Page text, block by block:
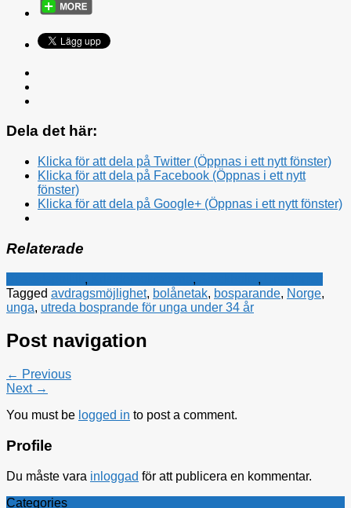
Dela det här:
Klicka för att dela på Twitter (Öppnas i ett nytt fönster)
Klicka för att dela på Facebook (Öppnas i ett nytt
fönster)
Klicka för att dela på Google+ (Öppnas i ett nytt fönster)
Relaterade
, , ,
Tagged avdragsmöjlighet, bolånetak, bosparande, Norge,
unga, utreda bosprande för unga under 34 år
Post navigation
← Previous
Next →
You must be logged in to post a comment.
Profile
Du måste vara inloggad för att publicera en kommentar.
Categories